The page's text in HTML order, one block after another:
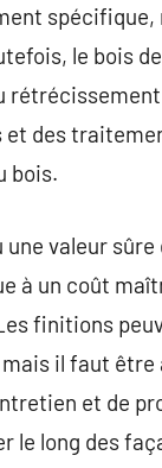
le bois
des
bois.
une valeur
à un coût
finitions
il faut
et
le long des